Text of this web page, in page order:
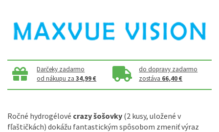
Darčeky zadarmo
od nákupu za34,99 €
do dopravy zadarmo
zostáva 66,40 €
Ročné hydrogélové crazy šošovky (2 kusy, uložené v
fľaštičkách) dokážu fantastickým spôsobom zmeniť výraz